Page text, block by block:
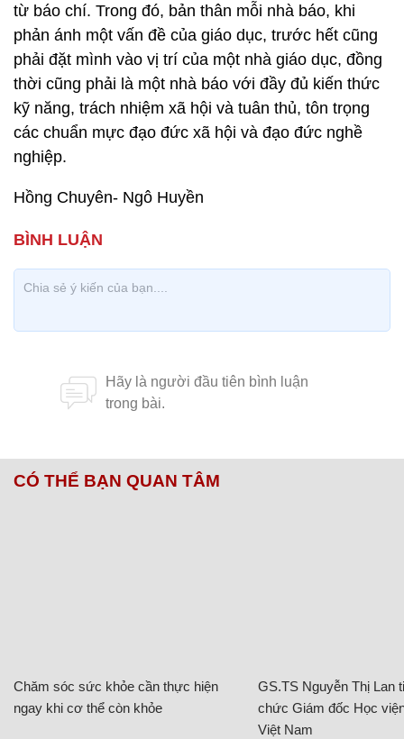
từ báo chí. Trong đó, bản thân mỗi nhà báo, khi
phản ánh một vấn đề của giáo dục, trước hết cũng
phải đặt mình vào vị trí của một nhà giáo dục, đồng
thời cũng phải là một nhà báo với đầy đủ kiến thức
kỹ năng, trách nhiệm xã hội và tuân thủ, tôn trọng
các chuẩn mực đạo đức xã hội và đạo đức nghề
nghiệp.
Hồng Chuyên- Ngô Huyền
CÓ THỂ BẠN QUAN TÂM
Chăm sóc sức khỏe cần thực hiện
ngay khi cơ thể còn khỏe
GS.TS Nguyễn Thị Lan
chức Giám đốc Học
Việt Nam